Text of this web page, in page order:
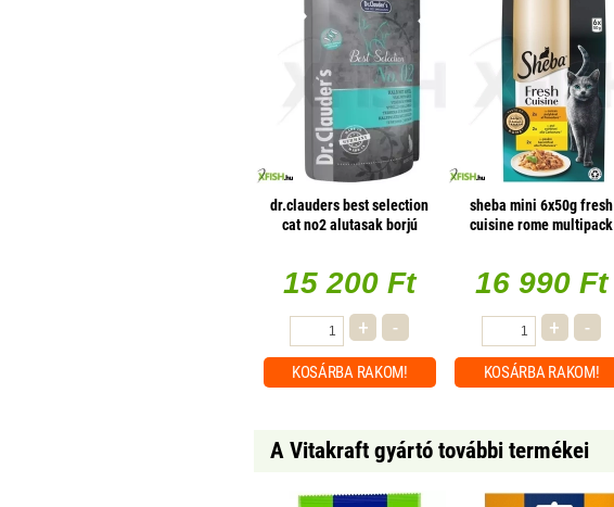
dr.clauders best selection
cat no2 alutasak borjú
15 200 Ft
+ -
KOSÁRBA RAKOM!
sheba mini 6x50g fresh
cuisine rome multipack
16 990 Ft
+ -
KOSÁRBARAKOM!
A Vitakraft gyártó további termékei